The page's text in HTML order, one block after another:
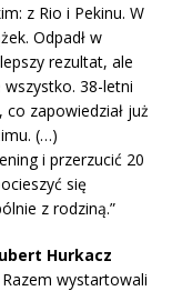
z Rio i Pekinu. W
Odpadł w
rezultat, ale
wszystko. 38-letni
zapowiedział już
(…)
i przerzucić 20
się
z rodziną.”
Hurkacz
Razem wystartowali